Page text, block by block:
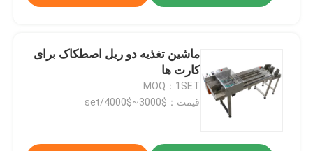
ماشین تغذیه دو ریل اصطکاک برای
کارت ها
MOQ：1SET
قیمت：$3000~$4000/set